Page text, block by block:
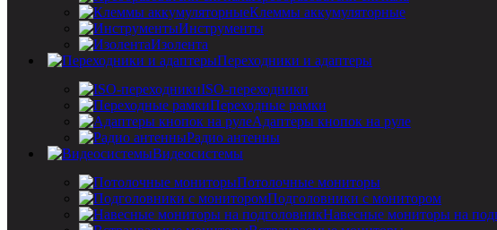
Клеммы аккумуляторные
Инструменты
Изолента
Переходники и адаптеры
ISO-переходники
Переходные рамки
Адаптеры кнопок на руле
Радио антенны
Видеосистемы
Потолочные мониторы
Подголовники с монитором
Навесные мониторы на